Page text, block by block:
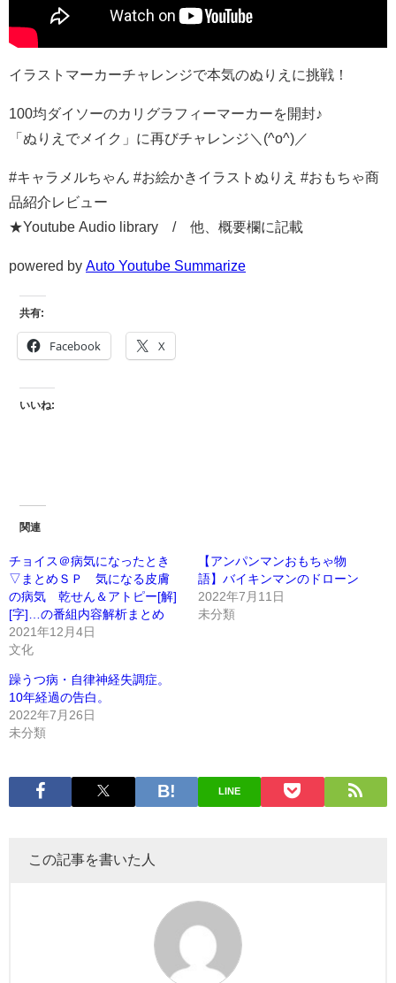
イラストマーカーチャレンジで本気のぬりえに挑戦！
100均ダイソーのカリグラフィーマーカーを開封♪
「ぬりえでメイク」に再びチャレンジ＼(^o^)／
#キャラメルちゃん #お絵かきイラストぬりえ #おもちゃ商
品紹介レビュー
★Youtube Audio library / 他、概要欄に記載
powered by Auto Youtube Summarize
共有:
Facebook X
いいね:
関連
チョイス＠病気になったとき
▽まとめＳＰ 気になる皮膚
の病気 乾せん＆アトピー[解]
[字]…の番組内容解析まとめ
2021年12月4日
文化
【アンパンマンおもちゃ物
語】バイキンマンのドローン
2022年7月11日
未分類
躁うつ病・自律神経失調症。
10年経過の告白。
2022年7月26日
未分類
LINE
この記事を書いた人